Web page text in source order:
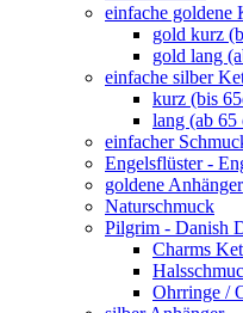
einfache goldene
gold kurz
gold lang
einfache silber
kurz (bis
lang (ab 65
einfacher
Engelsflüster -
goldene Anhänger
Naturschmuck
Pilgrim - Danish
Charms
Ohrringe /